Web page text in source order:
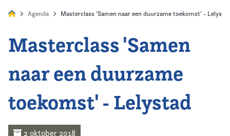
Home
Agenda
Nieuws
Opleiding
Agenda Masterclass 'Samen naar een duurzame toekomst' -
Masterclass 'Samen
naar een duurzame
toekomst' - Lelystad
2 oktober 2018